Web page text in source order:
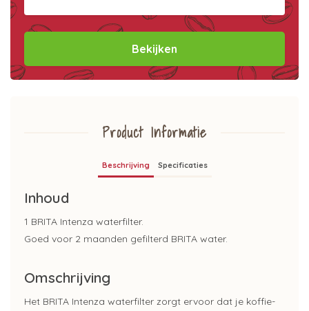
Bekijken
Product Informatie
Beschrijving Specificaties
Inhoud
1 BRITA Intenza waterfilter.
Goed voor 2 maanden gefilterd BRITA water.
Omschrijving
Het BRITA Intenza waterfilter zorgt ervoor dat je koffie-